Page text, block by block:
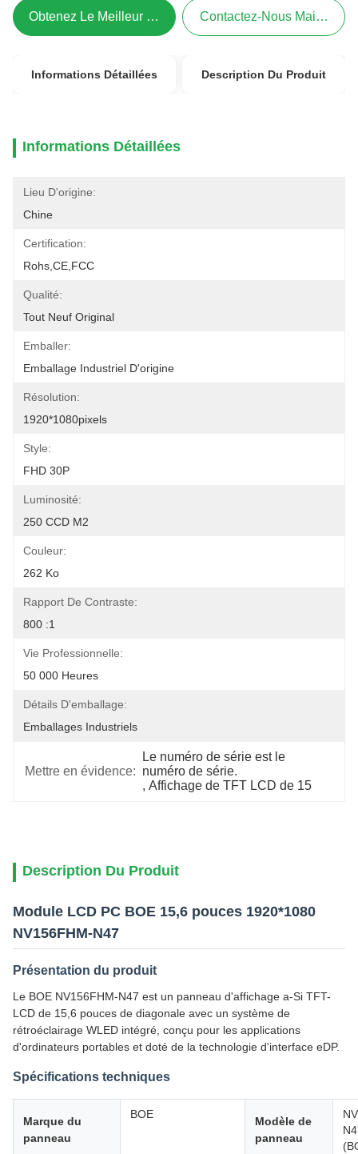
Obtenez Le Meilleur Prix Contactez-Nous Maintenant
Informations Détaillées Description Du Produit
Informations Détaillées
Lieu D'origine:
Chine
Certification:
Rohs,CE,FCC
Qualité:
Tout Neuf Original
Emballer:
Emballage Industriel D'origine
Résolution:
1920*1080pixels
Style:
FHD 30P
Luminosité:
250 CCD M2
Couleur:
262 Ko
Rapport De Contraste:
800 :1
Vie Professionnelle:
50 000 Heures
Détails D'emballage:
Emballages Industriels
Mettre en évidence:
Le numéro de série est le
numéro de série.
, Affichage de TFT LCD de 15
Description Du Produit
Module LCD PC BOE 15,6 pouces 1920*1080
NV156FHM-N47
Présentation du produit
Le BOE NV156FHM-N47 est un panneau d'affichage a-Si TFT-
LCD de 15,6 pouces de diagonale avec un système de
rétroéclairage WLED intégré, conçu pour les applications
d'ordinateurs portables et doté de la technologie d'interface eDP.
Spécifications techniques
Marque du
panneau
BOE
Modèle de
panneau